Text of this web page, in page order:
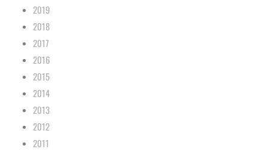
2019
2018
2017
2016
2015
2014
2013
2012
2011